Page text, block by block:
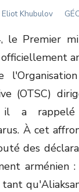
Author
Eliot Khubulov
le Premier
officiellement
(OTSC)
a rappelé
À cet
des
arménien :